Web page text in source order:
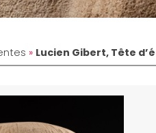
» Lucien Gibert, Tête